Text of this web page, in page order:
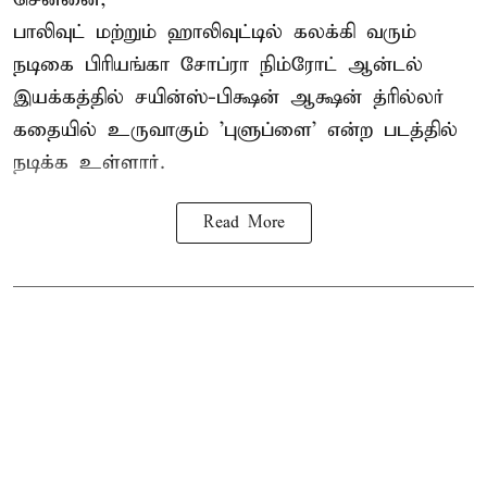
பாலிவுட் மற்றும் ஹாலிவுட்டில் கலக்கி வரும்
நடிகை பிரியங்கா சோப்ரா நிம்ரோட் ஆன்டல்
இயக்கத்தில் சயின்ஸ்-பிக்ஷன் ஆக்ஷன் த்ரில்லர்
கதையில் உருவாகும் 'புளுப்ளை' என்ற படத்தில்
நடிக்க உள்ளார்.
Read More